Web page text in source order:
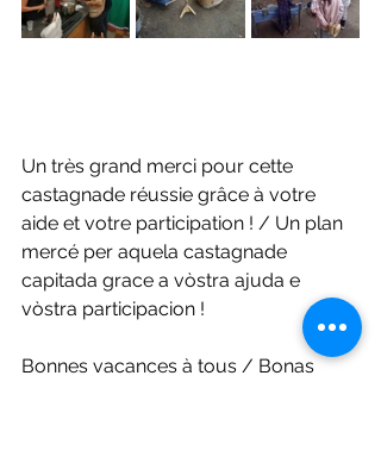
Un très grand merci pour cette
castagnade réussie grâce à votre
aide et votre participation ! / Un plan
mercé per aquela castagnade
capitada grace a vòstra ajuda e
vòstra participacion !
Bonnes vacances à tous / Bonas